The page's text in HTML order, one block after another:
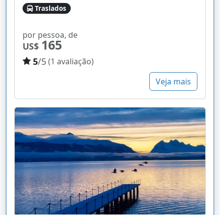
Traslados
por pessoa, de
US$ 165
5/5(1 avaliação)
Veja mais